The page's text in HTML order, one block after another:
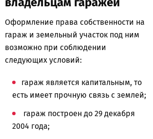
Оформление права собственности на
гараж и земельный участок под ним
возможно при соблюдении
следующих условий:
гараж является капитальным, то
есть имеет прочную связь с землей;
гараж построен до 29 декабря
2004 года;